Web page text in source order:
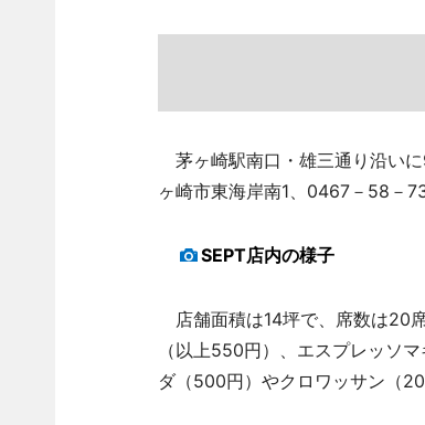
茅ヶ崎駅南口・雄三通り沿い
ヶ崎市東海岸南1、0467－58－
SEPT店内の様子
店舗面積は14坪で、席数は20
（以上550円）、エスプレッソ
ダ（500円）やクロワッサン（